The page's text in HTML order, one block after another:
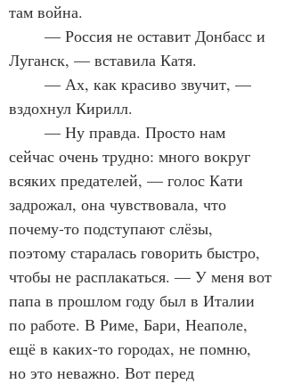
там война.
Луганск, — вставила Катя.
вздохнул Кирилл.
сейчас очень трудно: много вокруг
всяких предателей, — голос Кати
задрожал, она чувствовала, что
почему-то подступают слёзы,
поэтому старалась говорить быстро,
чтобы не расплакаться. — У меня вот
папа в прошлом году был в Италии
по работе. В Риме, Бари, Неаполе,
ещё в каких-то городах, не помню,
но это неважно. Вот перед